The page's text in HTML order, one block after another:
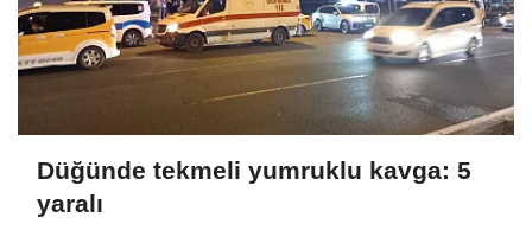
Düğünde tekmeli yumruklu kavga: 5
yaralı